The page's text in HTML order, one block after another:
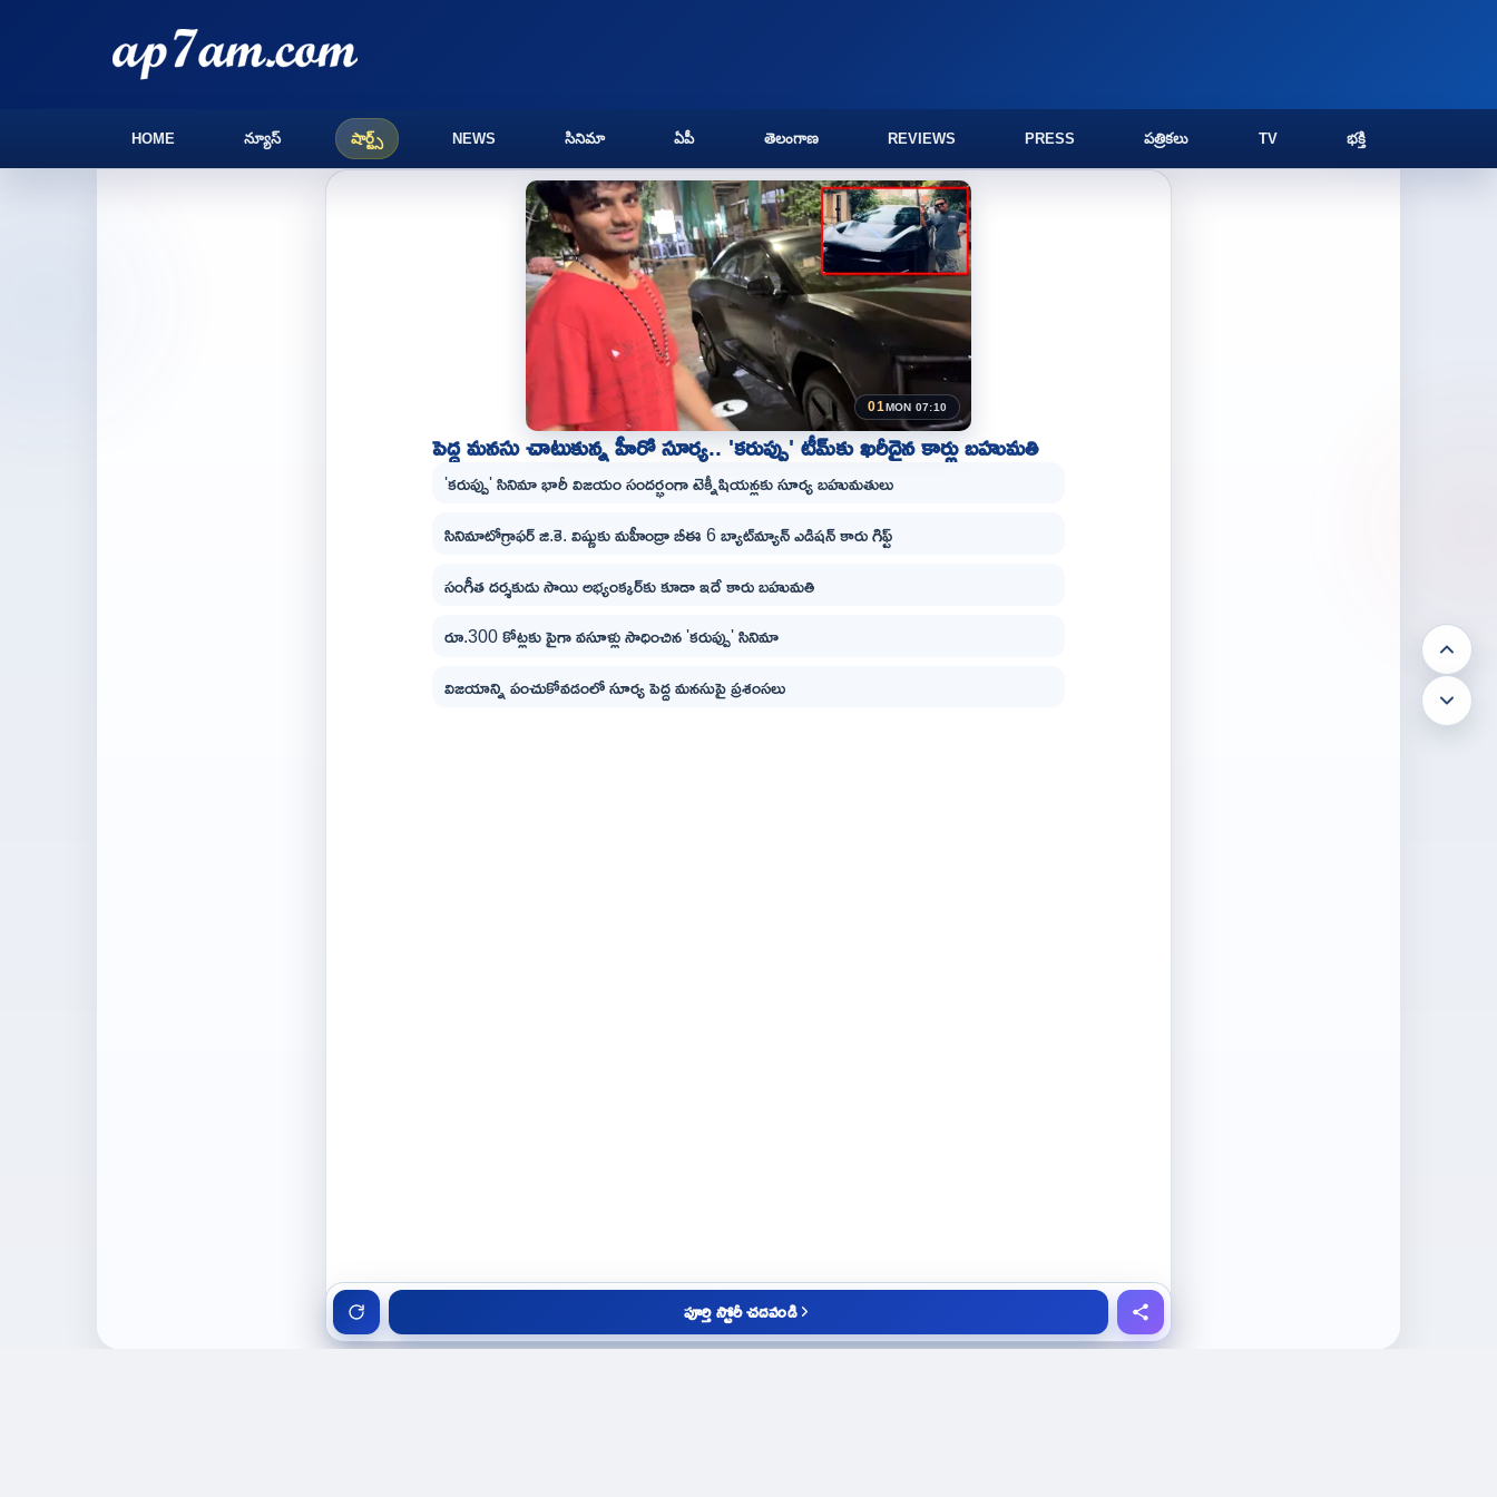
HOME న్యూస్ షార్ట్స్ NEWS సినిమా ఏపీ తెలంగాణ REVIEWS PRESS పత్రికలు TV భక్తి
01MON 07:10
పెద్ద మనసు చాటుకున్న హీరో సూర్య.. 'కరుప్పు' టీమ్‌కు ఖరీదైన కార్లు బ‌హుమ‌తి
'కరుప్పు' సినిమా భారీ విజయం సందర్భంగా టెక్నీషియన్లకు సూర్య బహుమతులు
సినిమాటోగ్రాఫర్ జి.కె. విష్ణుకు మహీంద్రా బీఈ 6 బ్యాట్‌మ్యాన్ ఎడిషన్ కారు గిఫ్ట్
సంగీత దర్శకుడు సాయి అభ్యంక్కర్‌కు కూడా ఇదే కారు బహుమతి
రూ.300 కోట్లకు పైగా వసూళ్లు సాధించిన 'కరుప్పు' సినిమా
విజయాన్ని పంచుకోవడంలో సూర్య పెద్ద మనసుపై ప్రశంసలు
పూర్తి స్టోరీ చదవండి